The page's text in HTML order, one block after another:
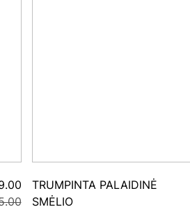
TRUMPINTA PALAIDINĖ
SMĖLIO